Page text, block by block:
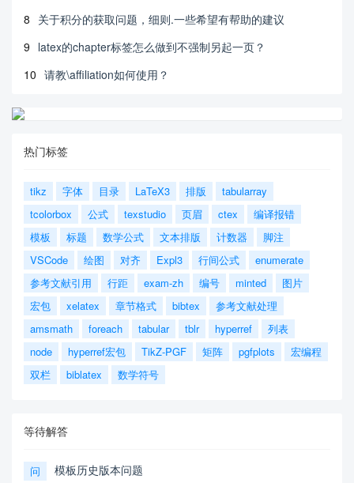
8 关于积分的获取问题，细则.一些希望有帮助的建议
9 latex的chapter标签怎么做到不强制另起一页？
10 请教\affiliation如何使用？
热门标签
tikz 字体 目录 LaTeX3 排版
tabularray
tcolorbox
公式 texstudio 页眉 ctex
编译报错
模板
标题 数学公式 文本排版 计数器
脚注
VSCode
绘图 对齐 Expl3 行间公式
enumerate
参考文献引用
行距 exam-zh 编号 minted
图片
宏包
xelatex 章节格式 bibtex
参考文献处理
amsmath
foreach tabular tblr hyperref
列表
node
hyperref宏包 TikZ-PGF 矩阵 pgfplots
宏编程
双栏
biblatex 数学符号
等待解答
问 模板历史版本问题